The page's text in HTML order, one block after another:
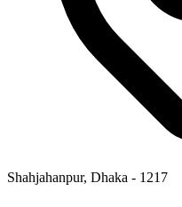
Shahjahanpur, Dhaka - 1217